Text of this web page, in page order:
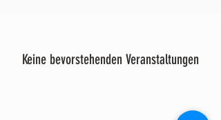
Keine bevorstehenden Veranstaltungen